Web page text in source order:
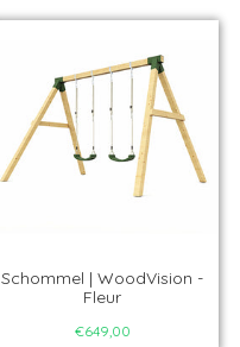
Schommel | WoodVision -
Fleur
€649,00